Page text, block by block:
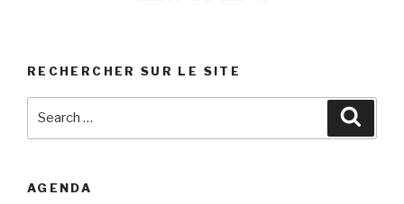
RECHERCHER SUR LE SITE
AGENDA